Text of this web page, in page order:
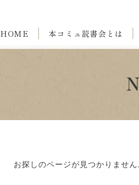
HOME 本コミュ読書会とは
お探しのページが見つかりません